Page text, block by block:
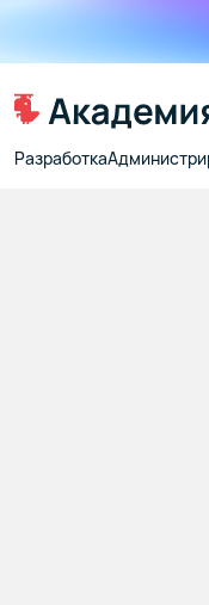
Разработка